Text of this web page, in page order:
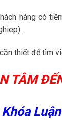
hàng có
thiết để tìm
TÂM